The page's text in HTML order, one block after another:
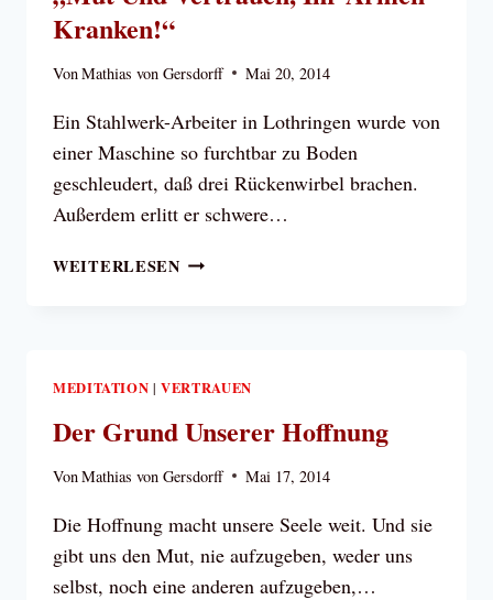
Kranken!“
VonMathias von Gersdorff Mai 20, 2014
Ein Stahlwerk-Arbeiter in Lothringen wurde von
einer Maschine so furchtbar zu Boden
geschleudert, daß drei Rückenwirbel brachen.
Außerdem erlitt er schwere…
WEITERLESEN„MUT
KRANKEN!“
MEDITATION |VERTRAUEN
Der Grund Unserer Hoffnung
VonMathias von Gersdorff Mai 17, 2014
Die Hoffnung macht unsere Seele weit. Und sie
gibt uns den Mut, nie aufzugeben, weder uns
selbst, noch eine anderen aufzugeben,…